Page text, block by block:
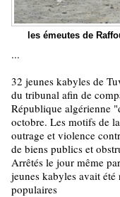
les émeutes de
...
32 jeunes kabyles de
du tribunal afin de
République algérienne
octobre. Les motifs de
outrage et violence
de biens publics et
Arrêtés le jour même
jeunes kabyles avait
populaires